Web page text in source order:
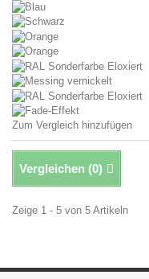
Zum Vergleich hinzufügen
Vergleichen (0)
Zeige 1 - 5 von 5 Artikeln